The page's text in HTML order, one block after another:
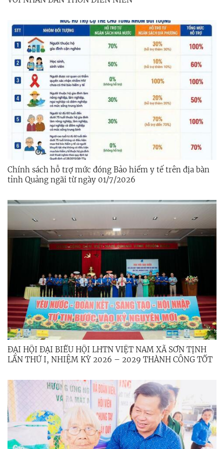
Chính sách hỗ trợ mức đóng Bảo hiểm y tế trên địa bàn
tỉnh Quảng ngãi từ ngày 01/7/2026
ĐẠI HỘI ĐẠI BIỂU HỘI LHTN VIỆT NAM XÃ SƠN TỊNH
LẦN THỨ I, NHIỆM KỲ 2026 – 2029 THÀNH CÔNG TỐT